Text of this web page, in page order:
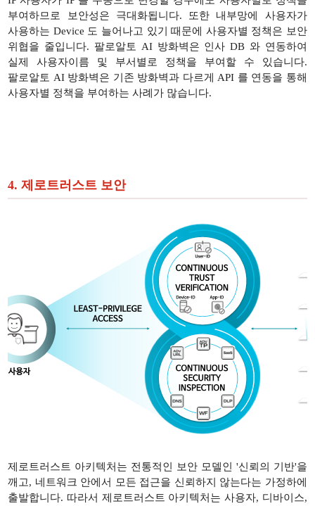
부여하므로 보안성은 극대화됩니다. 또한 내부망에 사용자가
사용하는 Device 도 늘어나고 있기 때문에 사용자별 정책은 보안
위협을 줄입니다. 팔로알토 AI 방화벽은 인사 DB 와 연동하여
실제 사용자이름 및 부서별로 정책을 부여할 수 있습니다.
팔로알토 AI 방화벽은 기존 방화벽과 다르게 API 를 연동을 통해
사용자별 정책을 부여하는 사례가 많습니다.
4. 제로트러스트 보안
제로트러스트 아키텍처는 전통적인 보안 모델인 '신뢰의 기반'을
깨고, 네트워크 안에서 모든 접근을 신뢰하지 않는다는 가정하에
출발합니다. 따라서 제로트러스트 아키텍처는 사용자, 디바이스,